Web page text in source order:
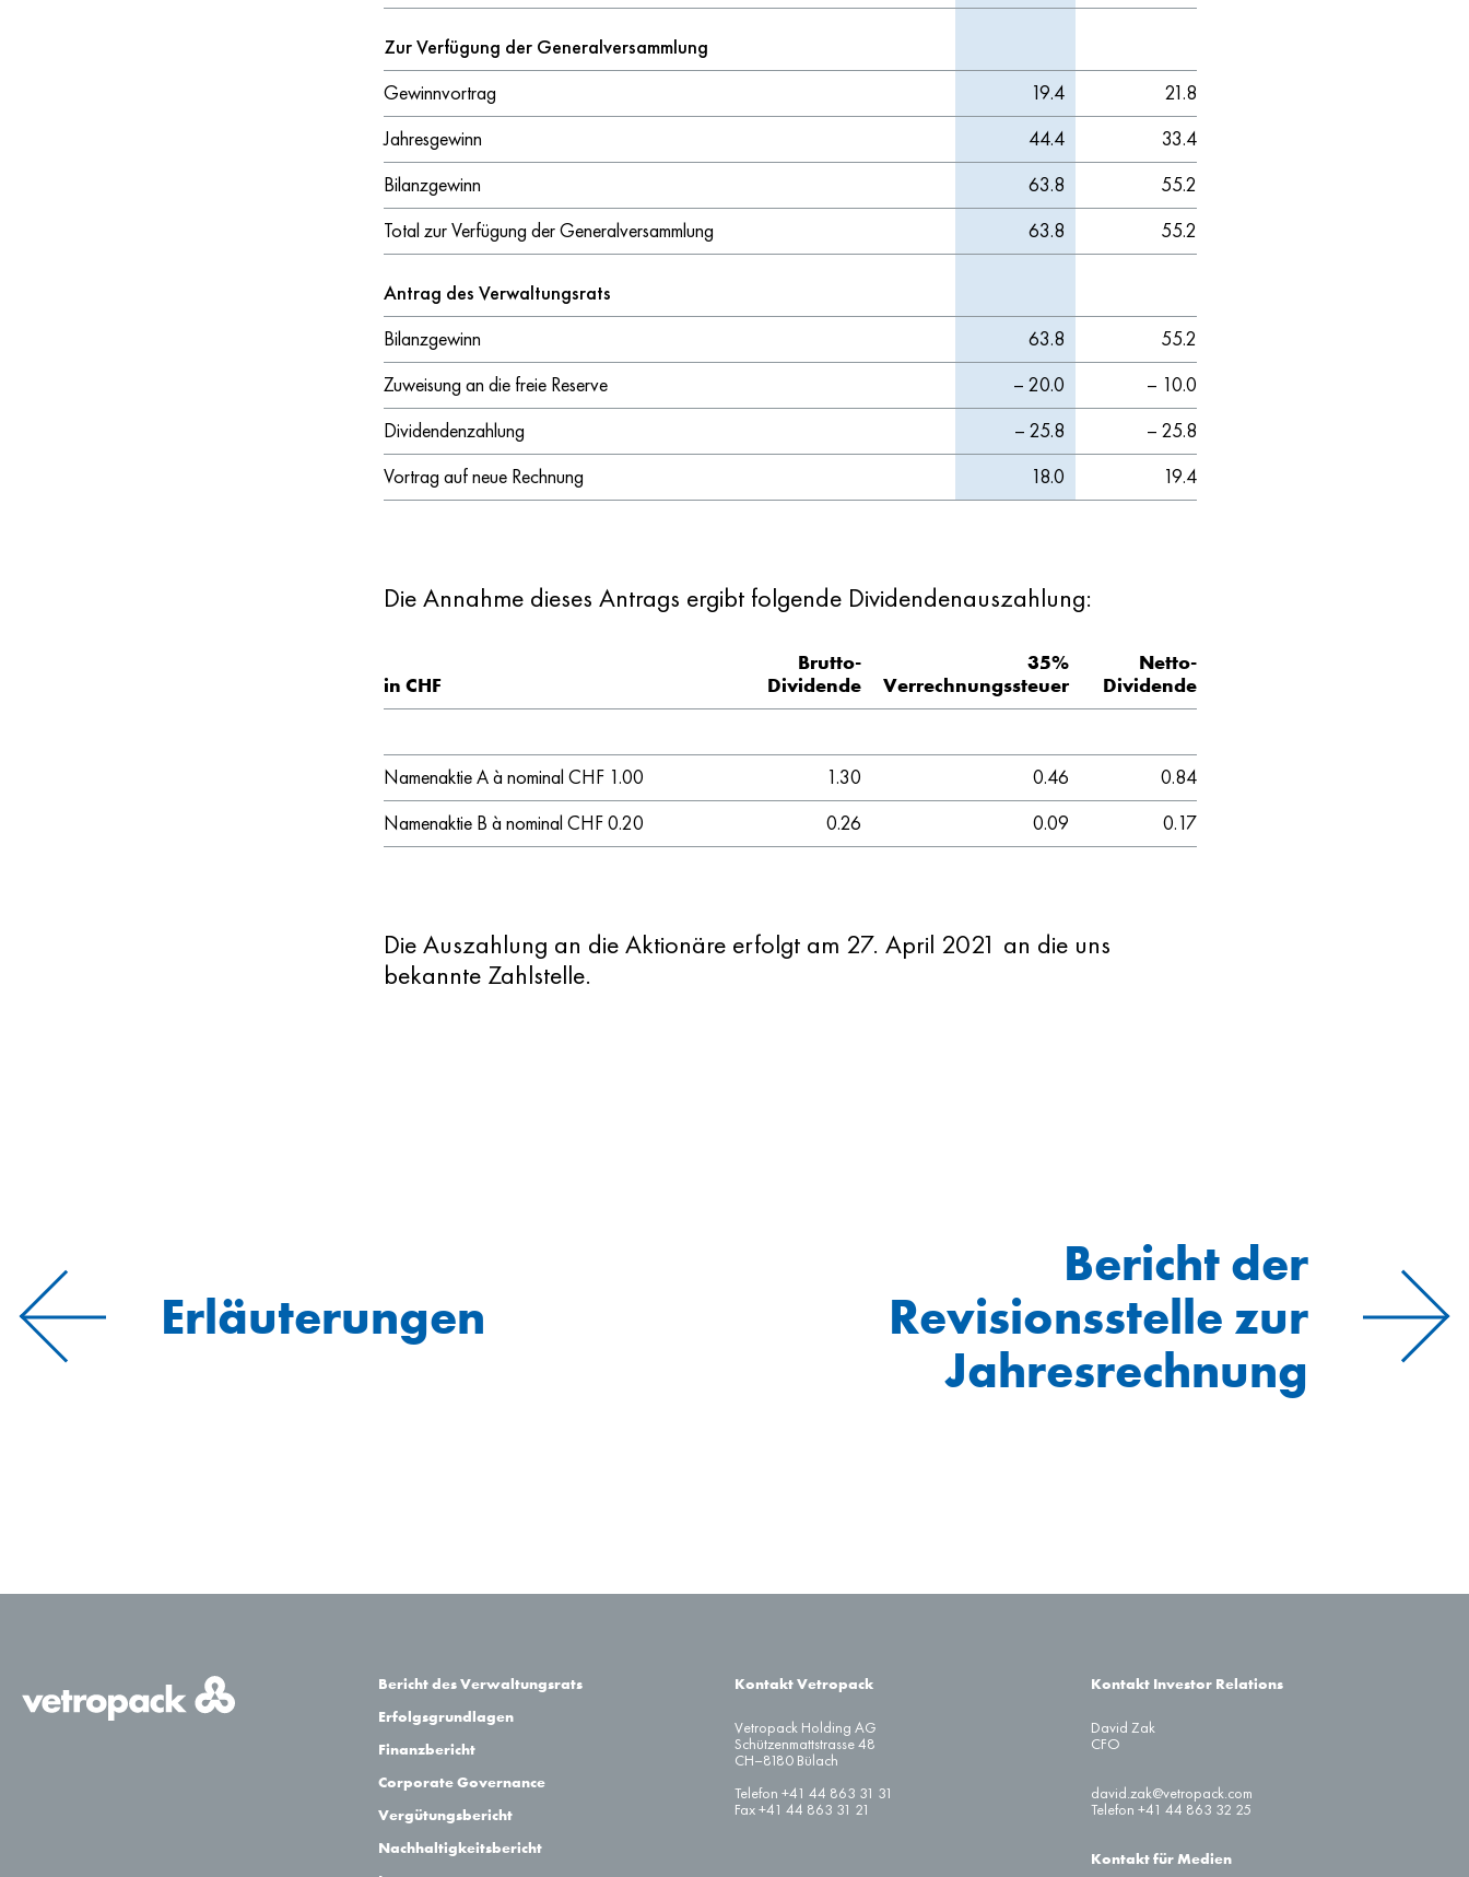
Zur Verfügung der Generalversammlung
Gewinnvortrag
19.4
21.8
Jahresgewinn
44.4
33.4
Bilanzgewinn
63.8
55.2
Total zur Verfügung der Generalversammlung
63.8 55.2
Antrag des Verwaltungsrats
Bilanzgewinn
63.8
55.2
Zuweisung an die freie Reserve
– 20.0
– 10.0
Dividendenzahlung
– 25.8
– 25.8
Vortrag auf neue Rechnung
18.0 19.4
Die Annahme dieses Antrags ergibt folgende Dividendenauszahlung:
in CHF
Brutto-
Dividende
35%
Verrechnungssteuer
Netto-
Dividende
Namenaktie A à nominal CHF 1.00 1.30 0.46
0.84
Namenaktie B à nominal CHF 0.20
0.26 0.09 0.17
Die Auszahlung an die Aktionäre erfolgt am 27. April 2021 an die uns
bekannte Zahlstelle.
Erläuterungen
Bericht der
Revisionsstelle zur
Jahresrechnung
Bericht des Verwaltungsrats
Erfolgsgrundlagen
Finanzbericht
Corporate Governance
Vergütungsbericht
Nachhaltigkeitsbericht
Kontakt Vetropack
Vetropack Holding AG
Schützenmattstrasse 48
CH–8180 Bülach
Telefon +41 44 863 31 31
Fax +41 44 863 31 21
Kontakt Investor Relations
David Zak
CFO
david.zak@vetropack.com
Telefon +41 44 863 32 25
Kontakt für Medien